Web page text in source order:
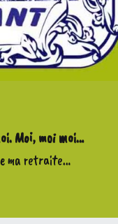
Moi, moi moi…
ma retraite…